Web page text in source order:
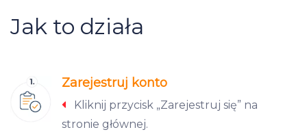
Jak to działa
Zarejestruj konto
Kliknij przycisk „Zarejestruj się” na
stronie głównej.